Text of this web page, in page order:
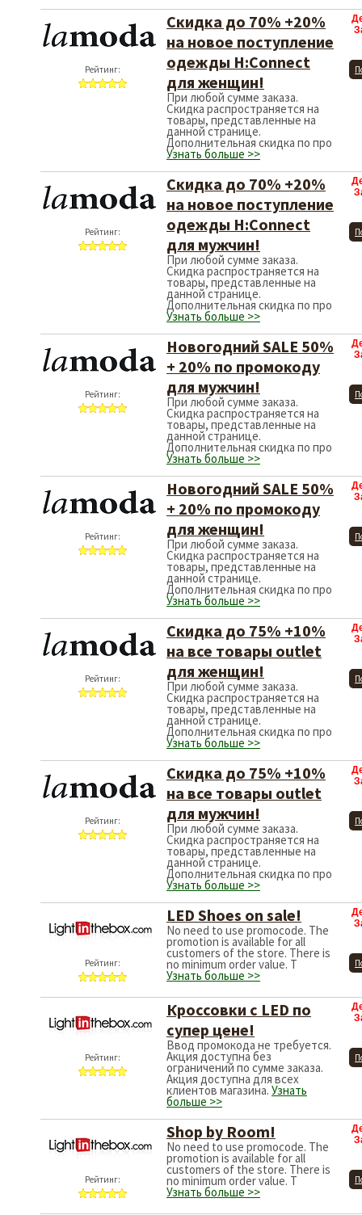
Рейтинг:
Скидка до 70% +20%
на новое поступление
одежды H:Connect
для женщин!
При любой сумме заказа.
Скидка распространяется на
товары, представленные на
данной странице.
Дополнительная скидка по про
Узнать больше >>
Рейтинг:
Скидка до 70% +20%
на новое поступление
одежды H:Connect
для мужчин!
При любой сумме заказа.
Скидка распространяется на
товары, представленные на
данной странице.
Дополнительная скидка по про
Узнать больше >>
Рейтинг:
Новогодний SALE 50%
+ 20% по промокоду
для мужчин!
При любой сумме заказа.
Скидка распространяется на
товары, представленные на
данной странице.
Дополнительная скидка по про
Узнать больше >>
Рейтинг:
Новогодний SALE 50%
+ 20% по промокоду
для женщин!
При любой сумме заказа.
Скидка распространяется на
товары, представленные на
данной странице.
Дополнительная скидка по про
Узнать больше >>
Рейтинг:
Скидка до 75% +10%
на все товары outlet
для женщин!
При любой сумме заказа.
Скидка распространяется на
товары, представленные на
данной странице.
Дополнительная скидка по про
Узнать больше >>
Рейтинг:
Скидка до 75% +10%
на все товары outlet
для мужчин!
При любой сумме заказа.
Скидка распространяется на
товары, представленные на
данной странице.
Дополнительная скидка по про
Узнать больше >>
Рейтинг:
LED Shoes on sale!
No need to use promocode. The
promotion is available for all
customers of the store. There is
no minimum order value. T
Узнать больше >>
Рейтинг:
Кроссовки с LED по
супер цене!
Ввод промокода не требуется.
Акция доступна без
ограничений по сумме заказа.
Акция доступна для всех
клиентов магазина. Узнать
больше >>
Рейтинг:
Shop by Room!
No need to use promocode. The
promotion is available for all
customers of the store. There is
no minimum order value. T
Узнать больше >>